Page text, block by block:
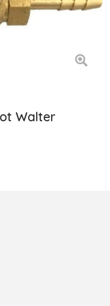
Walter